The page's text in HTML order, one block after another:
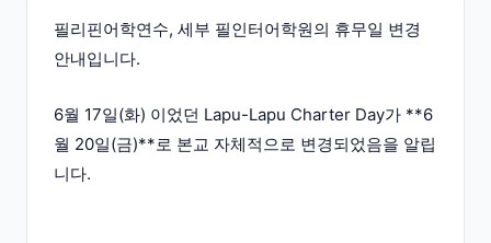
필리핀어학연수, 세부 필인터어학원의 휴무일 변경
안내입니다.
6월 17일(화) 이었던 Lapu-Lapu Charter Day가 **6
월 20일(금)**로 본교 자체적으로 변경되었음을 알립
니다.